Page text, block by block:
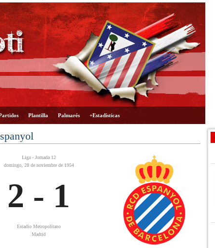
Plantilla Palmarés +Estadísticas
Liga - Jornada 12
domingo, 28 de noviembre de 1954
2 - 1
Estadio Metropolitano
Madrid